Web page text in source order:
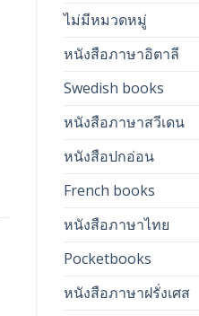
ไม่มีหมวดหมู่
หนังสือภาษาอิตาลี
Swedish books
หนังสือภาษาสวีเดน
หนังสือปกอ่อน
French books
หนังสือภาษาไทย
Pocketbooks
หนังสือภาษาฝรั่งเศส